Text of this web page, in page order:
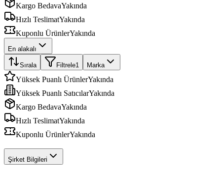
Kargo BedavaYakında
Hızlı TeslimatYakında
Kuponlu ÜrünlerYakında
En alakalı
Sırala Filtrele1 Marka
Yüksek Puanlı ÜrünlerYakında
Yüksek Puanlı SatıcılarYakında
Kargo BedavaYakında
Hızlı TeslimatYakında
Kuponlu ÜrünlerYakında
Şirket Bilgileri